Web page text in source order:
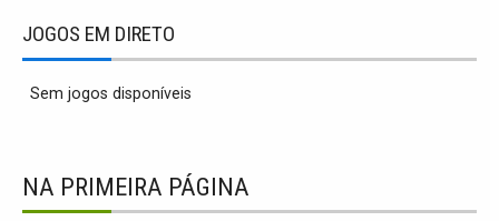
p
t
ç
ã
JOGOS EM DIRETO
Sem jogos disponíveis
NA PRIMEIRA PÁGINA